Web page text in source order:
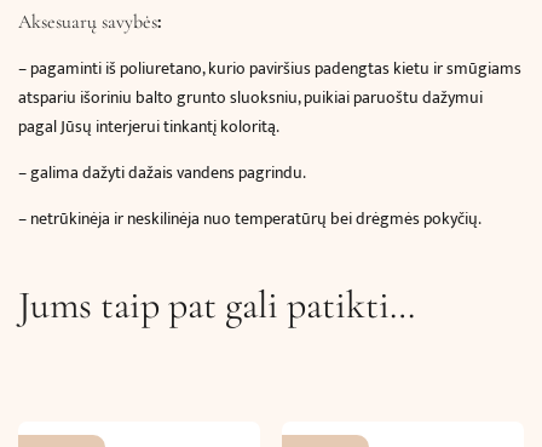
Aksesuarų savybės:
–pagaminti iš poliuretano, kurio paviršius padengtas kietu ir smūgiams
atspariu išoriniu balto grunto sluoksniu, puikiai paruoštu dažymui
pagal Jūsų interjerui tinkantį koloritą.
– galima dažyti dažais vandens pagrindu.
– netrūkinėja ir neskilinėja nuo temperatūrų bei drėgmės pokyčių.
Jums taip pat gali patikti…